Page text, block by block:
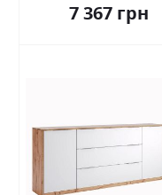
7 367 грн